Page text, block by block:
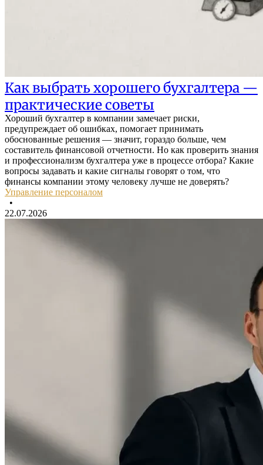
Как выбрать хорошего бухгалтера —
практические советы
Хороший бухгалтер в компании замечает риски,
предупреждает об ошибках, помогает принимать
обоснованные решения — значит, гораздо больше, чем
составитель финансовой отчетности. Но как проверить знания
и профессионализм бухгалтера уже в процессе отбора? Какие
вопросы задавать и какие сигналы говорят о том, что
финансы компании этому человеку лучше не доверять?
Управление персоналом
•
22.07.2026